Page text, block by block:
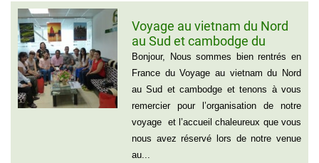
Voyage au vietnam du Nord
au Sud et cambodge du
groupe de Emilie CHAU – 6
personnes (21 jours)
Bonjour, Nous sommes bien rentrés en
France du Voyage au vietnam du Nord
au Sud et cambodge et tenons à vous
remercier pour l’organisation de notre
voyage et l’accueil chaleureux que vous
nous avez réservé lors de notre venue
au...